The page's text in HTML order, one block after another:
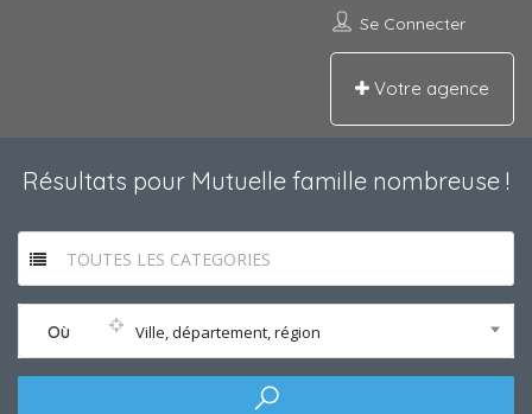
Se Connecter
Votre agence
Résultats pour Mutuelle famille nombreuse !
TOUTES LES CATEGORIES
Où Ville, département, région